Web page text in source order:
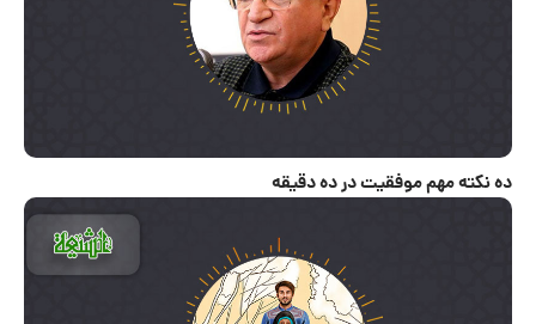
ده نکته مهم موفقیت در ده دقیقه